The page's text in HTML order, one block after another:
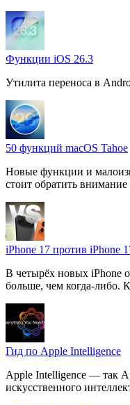
Функции iOS 26.3
Утилита переноса в
50 функций macOS Tahoe
Новые функции и
стоит обратить
iPhone 17 против iPhone
В четырёх новых iPhone
больше, чем когда-либо.
Гид по Apple Intelligence
Apple Intelligence — так
искусственного